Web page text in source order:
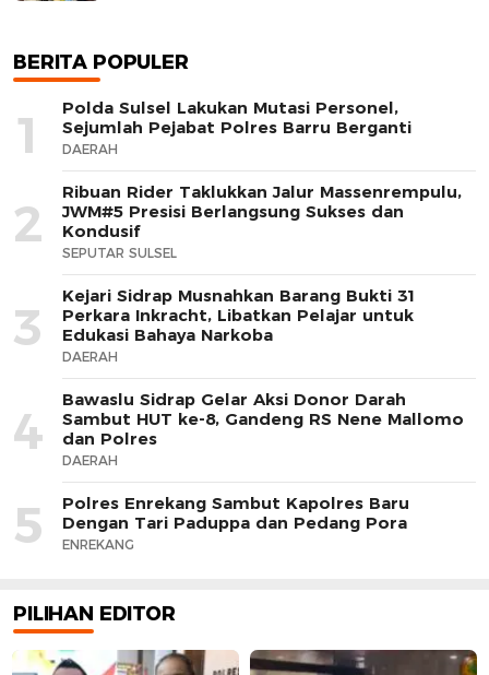
BERITA POPULER
1
Polda Sulsel Lakukan Mutasi Personel,
Sejumlah Pejabat Polres Barru Berganti
DAERAH
2
Ribuan Rider Taklukkan Jalur Massenrempulu,
JWM#5 Presisi Berlangsung Sukses dan
Kondusif
SEPUTAR SULSEL
3
Kejari Sidrap Musnahkan Barang Bukti 31
Perkara Inkracht, Libatkan Pelajar untuk
Edukasi Bahaya Narkoba
DAERAH
4
Bawaslu Sidrap Gelar Aksi Donor Darah
Sambut HUT ke-8, Gandeng RS Nene Mallomo
dan Polres
DAERAH
5
Polres Enrekang Sambut Kapolres Baru
Dengan Tari Paduppa dan Pedang Pora
ENREKANG
PILIHAN EDITOR